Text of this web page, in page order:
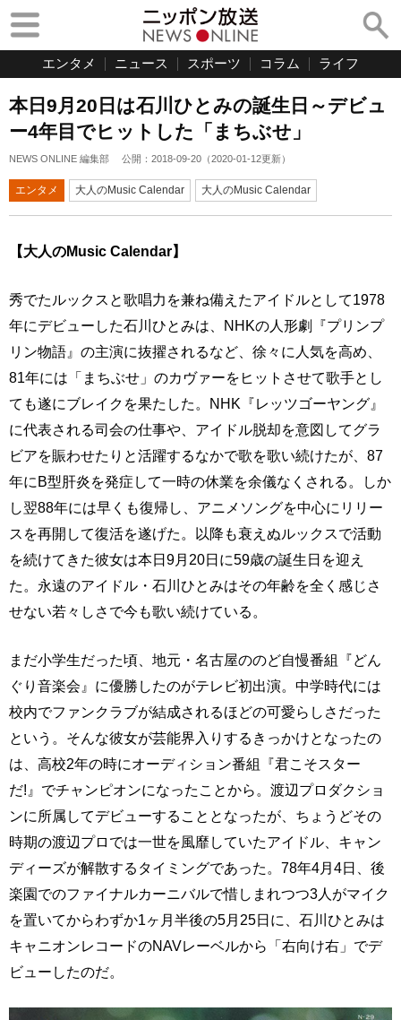
エンタメ ニュース スポーツ コラム ライフ
本日9月20日は石川ひとみの誕生日～デビュ
ー4年目でヒットした「まちぶせ」
NEWS ONLINE 編集部 公開： 2018-09-20 （2020-01-12更新）
エンタメ 大人のMusic Calendar 大人のMusic Calendar
【大人のMusic Calendar】
秀でたルックスと歌唱力を兼ね備えたアイドルとして1978
年にデビューした石川ひとみは、NHKの人形劇『プリンプ
リン物語』の主演に抜擢されるなど、徐々に人気を高め、
81年には「まちぶせ」のカヴァーをヒットさせて歌手とし
ても遂にブレイクを果たした。NHK『レッツゴーヤング』
に代表される司会の仕事や、アイドル脱却を意図してグラ
ビアを賑わせたりと活躍するなかで歌を歌い続けたが、87
年にB型肝炎を発症して一時の休業を余儀なくされる。しか
し翌88年には早くも復帰し、アニメソングを中心にリリー
スを再開して復活を遂げた。以降も衰えぬルックスで活動
を続けてきた彼女は本日9月20日に59歳の誕生日を迎え
た。永遠のアイドル・石川ひとみはその年齢を全く感じさ
せない若々しさで今も歌い続けている。
まだ小学生だった頃、地元・名古屋ののど自慢番組『どん
ぐり音楽会』に優勝したのがテレビ初出演。中学時代には
校内でファンクラブが結成されるほどの可愛らしさだった
という。そんな彼女が芸能界入りするきっかけとなったの
は、高校2年の時にオーディション番組『君こそスター
だ!』でチャンピオンになったことから。渡辺プロダクショ
ンに所属してデビューすることとなったが、ちょうどその
時期の渡辺プロでは一世を風靡していたアイドル、キャン
ディーズが解散するタイミングであった。78年4月4日、後
楽園でのファイナルカーニバルで惜しまれつつ3人がマイク
を置いてからわずか1ヶ月半後の5月25日に、石川ひとみは
キャニオンレコードのNAVレーベルから「右向け右」でデ
ビューしたのだ。